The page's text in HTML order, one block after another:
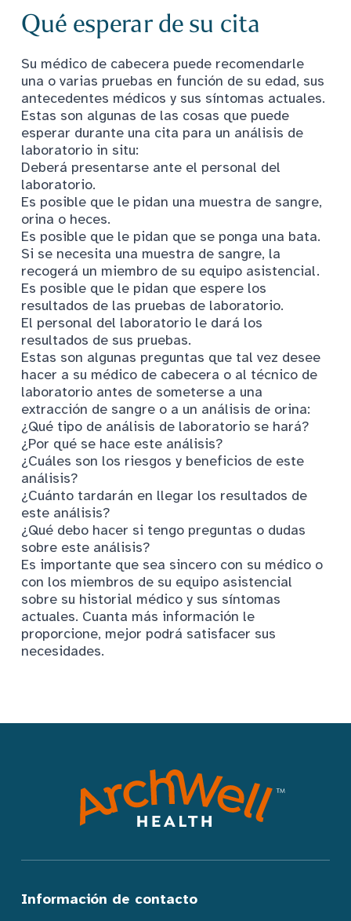
Qué esperar de su cita
Su médico de cabecera puede recomendarle
una o varias pruebas en función de su edad, sus
antecedentes médicos y sus síntomas actuales.
Estas son algunas de las cosas que puede
esperar durante una cita para un análisis de
laboratorio in situ:
Deberá presentarse ante el personal del
laboratorio.
Es posible que le pidan una muestra de sangre,
orina o heces.
Es posible que le pidan que se ponga una bata.
Si se necesita una muestra de sangre, la
recogerá un miembro de su equipo asistencial.
Es posible que le pidan que espere los
resultados de las pruebas de laboratorio.
El personal del laboratorio le dará los
resultados de sus pruebas.
Estas son algunas preguntas que tal vez desee
hacer a su médico de cabecera o al técnico de
laboratorio antes de someterse a una
extracción de sangre o a un análisis de orina:
¿Qué tipo de análisis de laboratorio se hará?
¿Por qué se hace este análisis?
¿Cuáles son los riesgos y beneficios de este
análisis?
¿Cuánto tardarán en llegar los resultados de
este análisis?
¿Qué debo hacer si tengo preguntas o dudas
sobre este análisis?
Es importante que sea sincero con su médico o
con los miembros de su equipo asistencial
sobre su historial médico y sus síntomas
actuales. Cuanta más información le
proporcione, mejor podrá satisfacer sus
necesidades.
Información de contacto